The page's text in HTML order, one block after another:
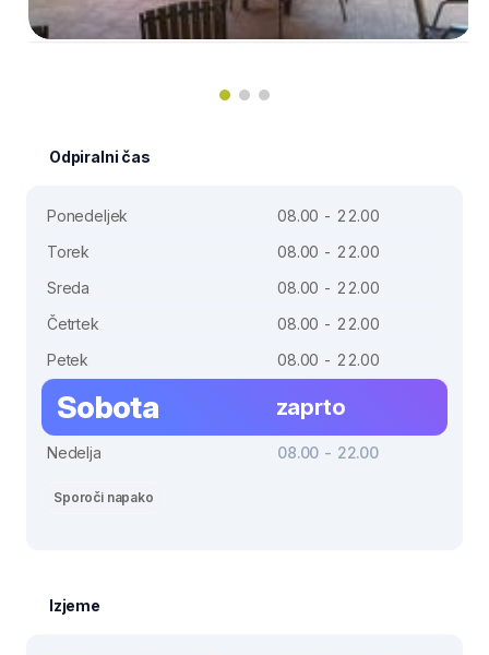
Odpiralni čas
Ponedeljek
08.00 - 22.00
Torek
08.00 - 22.00
Sreda
08.00 - 22.00
Četrtek
08.00 - 22.00
Petek
08.00 - 22.00
Sobota zaprto
Nedelja 08.00 - 22.00
Sporoči napako
Izjeme